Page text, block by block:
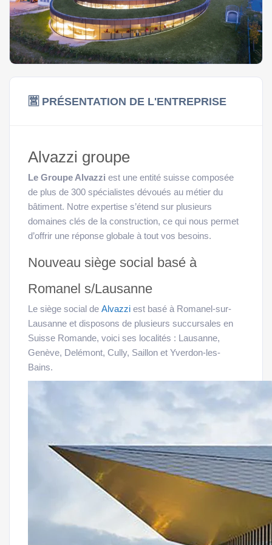
🈺 PRÉSENTATION DE L'ENTREPRISE
Alvazzi groupe
Le Groupe Alvazzi est une entité suisse composée
de plus de 300 spécialistes dévoués au métier du
bâtiment. Notre expertise s’étend sur plusieurs
domaines clés de la construction, ce qui nous permet
d’offrir une réponse globale à tout vos besoins.
Nouveau siège social basé à
Romanel s/Lausanne
Le siège social de Alvazzi est basé à Romanel-sur-
Lausanne et disposons de plusieurs succursales en
Suisse Romande, voici ses localités : Lausanne,
Genève, Delémont, Cully, Saillon et Yverdon-les-
Bains.